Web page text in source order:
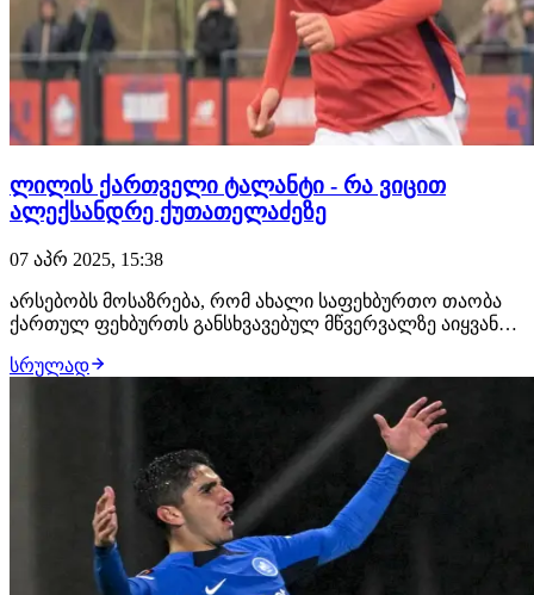
ლილის ქართველი ტალანტი - რა ვიცით
ალექსანდრე ქუთათელაძეზე
07 აპრ 2025, 15:38
არსებობს მოსაზრება, რომ ახალი საფეხბურთო თაობა
ქართულ ფეხბურთს განსხვავებულ მწვერვალზე აიყვანს,
საინტერესო ფეხბურთელის სახელი გვესმის. ერთ-ერთი
ასეთი ალექსანდრე ქუთათელაძეა.ალექსანდრე
ქუთათელაძე ნიკოლოზ ქუთათელაძის ძმაა, რომელიც
სრულად